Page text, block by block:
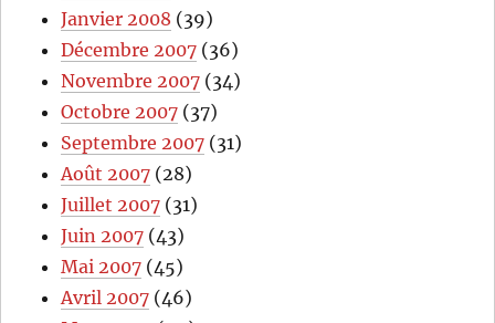
Janvier 2008 (39)
Décembre 2007 (36)
Novembre 2007 (34)
Octobre 2007 (37)
Septembre 2007 (31)
Août 2007 (28)
Juillet 2007 (31)
Juin 2007 (43)
Mai 2007 (45)
Avril 2007 (46)